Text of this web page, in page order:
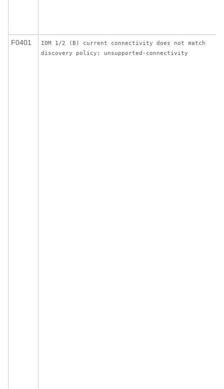
F0401
IOM 1/2 (B) current connectivity does not match
discovery policy: unsupported-connectivity